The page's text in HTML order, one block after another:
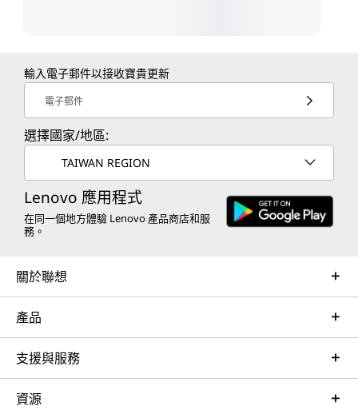
輸入電子郵件以接收寶貴更新
電子郵件
選擇國家/地區:
TAIWAN REGION
Lenovo 應用程式
在同一個地方體驗 Lenovo 產品商店和服
務。
關於聯想
產品
支援與服務
資源